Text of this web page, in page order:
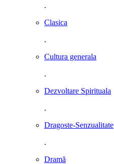
.
Clasica
.
Cultura generala
.
Dezvoltare Spirituala
.
Dragoste-Senzualitate
.
Dramă